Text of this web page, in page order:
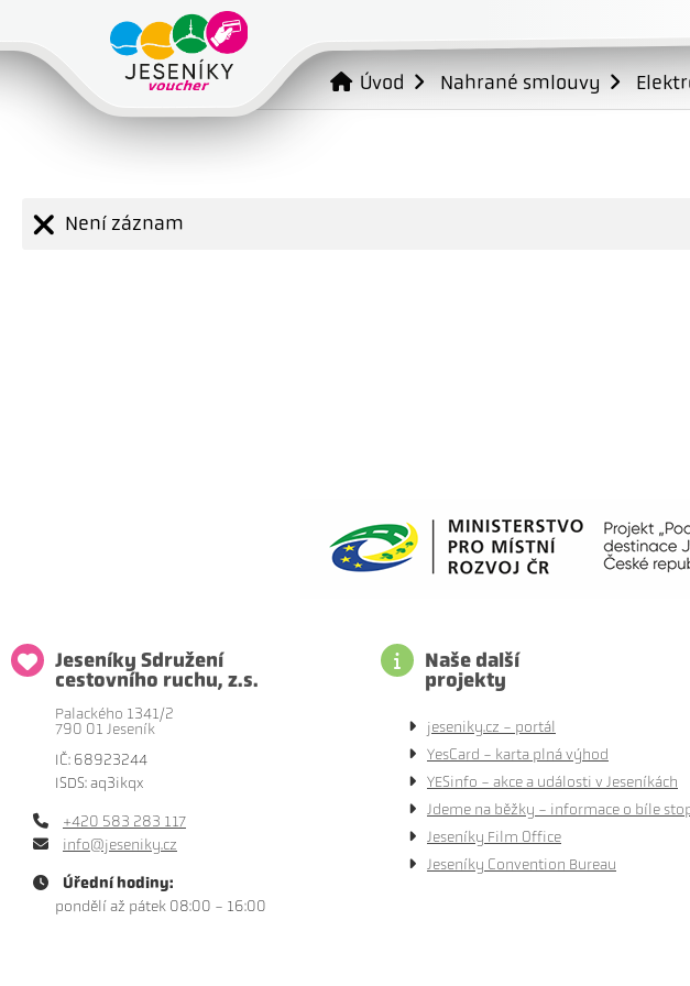
Úvod Nahrané smlouvy
Není záznam
Jeseníky Sdružení
cestovního ruchu, z.s.
Palackého 1341/2
790 01 Jeseník
IČ: 68923244
ISDS: aq3ikqx
+420 583 283 117
info@jeseniky.cz
Úřední hodiny:
pondělí až pátek 08:00 - 16:00
Naše další
projekty
jeseniky.cz - portál
YesCard - karta plná výhod
YESinfo - akce a události v Jeseníkách
Jdeme na běžky - informace o bíle
Jeseníky Film Office
Jeseníky Convention Bureau